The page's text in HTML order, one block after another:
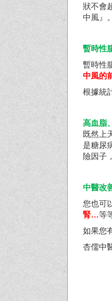
狀不會
中風』。
暫時性
暫時性
中風的
根據統
高血脂
既然上
是糖尿
險因子
中醫改
您也可
腎…等
如果您
杏儒中